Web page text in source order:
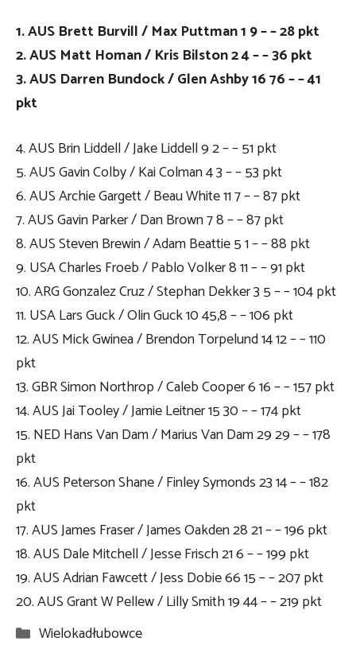
1. AUS Brett Burvill / Max Puttman 1 9 – – 28 pkt
2. AUS Matt Homan / Kris Bilston 2 4 – – 36 pkt
3. AUS Darren Bundock / Glen Ashby 16 76 – – 41
pkt
4. AUS Brin Liddell / Jake Liddell 9 2 – – 51 pkt
5. AUS Gavin Colby / Kai Colman 4 3 – – 53 pkt
6. AUS Archie Gargett / Beau White 11 7 – – 87 pkt
7. AUS Gavin Parker / Dan Brown 7 8 – – 87 pkt
8. AUS Steven Brewin / Adam Beattie 5 1 – – 88 pkt
9. USA Charles Froeb / Pablo Volker 8 11 – – 91 pkt
10. ARG Gonzalez Cruz / Stephan Dekker 3 5 – – 104 pkt
11. USA Lars Guck / Olin Guck 10 45,8 – – 106 pkt
12. AUS Mick Gwinea / Brendon Torpelund 14 12 – – 110
pkt
13. GBR Simon Northrop / Caleb Cooper 6 16 – – 157 pkt
14. AUS Jai Tooley / Jamie Leitner 15 30 – – 174 pkt
15. NED Hans Van Dam / Marius Van Dam 29 29 – – 178
pkt
16. AUS Peterson Shane / Finley Symonds 23 14 – – 182
pkt
17. AUS James Fraser / James Oakden 28 21 – – 196 pkt
18. AUS Dale Mitchell / Jesse Frisch 21 6 – – 199 pkt
19. AUS Adrian Fawcett / Jess Dobie 66 15 – – 207 pkt
20. AUS Grant W Pellew / Lilly Smith 19 44 – – 219 pkt
Kategorie
Wielokadłubowce